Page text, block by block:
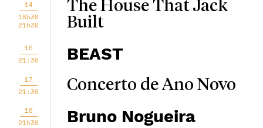
14
18h30
21h30
The House That Jack
Built
16
21:30
BEAST
17
21:30
Concerto de Ano Novo
18
21h30
Bruno Nogueira